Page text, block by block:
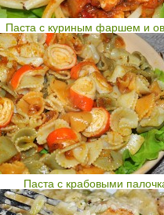
Паста с куриным фаршем и
Паста с крабовыми